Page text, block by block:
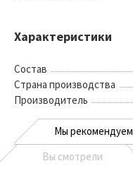
Характеристики
Состав
Страна производства
Производитель
Мы рекомендуем
Вы смотрели